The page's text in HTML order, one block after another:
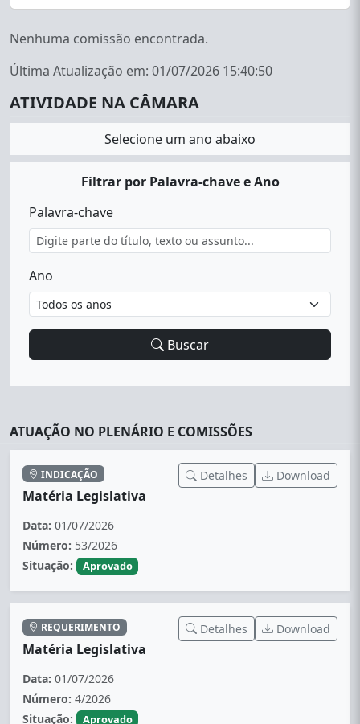
Nenhuma comissão encontrada.
Última Atualização em: 01/07/2026 15:40:50
ATIVIDADE NA CÂMARA
Selecione um ano abaixo
Filtrar por Palavra-chave e Ano
Palavra-chave
Ano
Buscar
ATUAÇÃO NO PLENÁRIO E COMISSÕES
INDICAÇÃO
Matéria Legislativa
Detalhes Download
Data: 01/07/2026
Número: 53/2026
Situação:
Aprovado
REQUERIMENTO
Matéria Legislativa
Detalhes Download
Data: 01/07/2026
Número: 4/2026
Situação:
Aprovado